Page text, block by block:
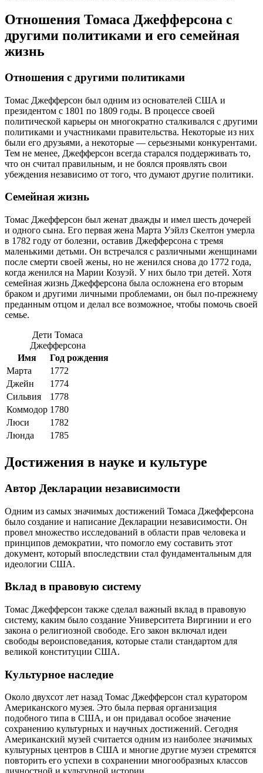
Отношения Томаса Джефферсона с
другими политиками и его семейная
жизнь
Отношения с другими политиками
Томас Джефферсон был одним из основателей США и
президентом с 1801 по 1809 годы. В процессе своей
политической карьеры он многократно сталкивался с другими
политиками и участниками правительства. Некоторые из них
были его друзьями, а некоторые — серьезными конкурентами.
Тем не менее, Джефферсон всегда старался поддерживать то,
что он считал правильным, и не боялся проявлять свои
убеждения независимо от того, что думают другие политики.
Семейная жизнь
Томас Джефферсон был женат дважды и имел шесть дочерей
и одного сына. Его первая жена Марта Уэйлз Скелтон умерла
в 1782 году от болезни, оставив Джефферсона с тремя
маленькими детьми. Он встречался с различными женщинами
после смерти своей жены, но не женился снова до 1772 года,
когда женился на Марии Козуэй. У них было три детей. Хотя
семейная жизнь Джефферсона была осложнена его вторым
браком и другими личными проблемами, он был по-прежнему
преданным отцом и делал все возможное, чтобы помочь своей
семье.
Дети Томаса
Джефферсона
Имя
Год рождения
Марта
1772
Джейн
1774
Сильвия
1778
Коммодор 1780
Люси
1782
Люнда
1785
Достижения в науке и культуре
Автор Декларации независимости
Одним из самых значимых достижений Томаса Джефферсона
было создание и написание Декларации независимости. Он
провел множество исследований в области прав человека и
принципов демократии, что помогло ему составить этот
документ, который впоследствии стал фундаментальным для
идеологии США.
Вклад в правовую систему
Томас Джефферсон также сделал важный вклад в правовую
систему, каким было создание Университета Виргинии и его
закона о религиозной свободе. Его закон включал идеи
свободы вероисповедания, которые стали стандартом для
великой конституции США.
Культурное наследие
Около двухсот лет назад Томас Джефферсон стал куратором
Американского музея. Это была первая организация
подобного типа в США, и он придавал особое значение
сохранению культурных и научных достижений. Сегодня
Американский музей считается одним из наиболее значимых
культурных центров в США и многие другие музеи стремятся
повторить его успехи в сохранении многообразных классов